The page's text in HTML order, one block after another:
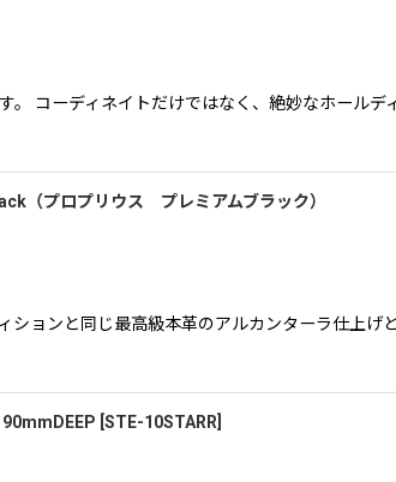
。 コーディネイトだけではなく、絶妙なホール
（プロプリウス プレミアムブラック）
ョンと同じ最高級本革のアルカンターラ仕上
STE-10STARR